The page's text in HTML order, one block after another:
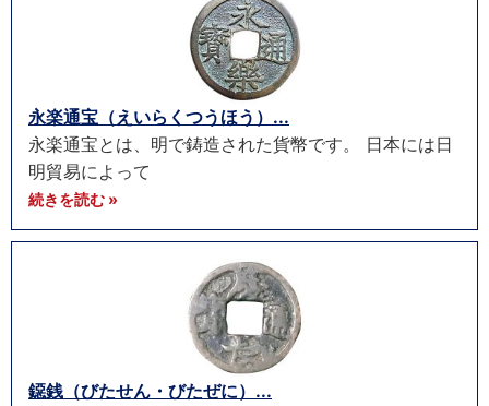
永楽通宝（えいらくつうほう）...
永楽通宝とは、明で鋳造された貨幣です。 日本には日
明貿易によって
続きを読む »
鐚銭（びたせん・びたぜに）...